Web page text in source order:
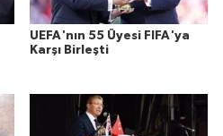
UEFA'nın 55 Üyesi FIFA'ya
Karşı Birleşti